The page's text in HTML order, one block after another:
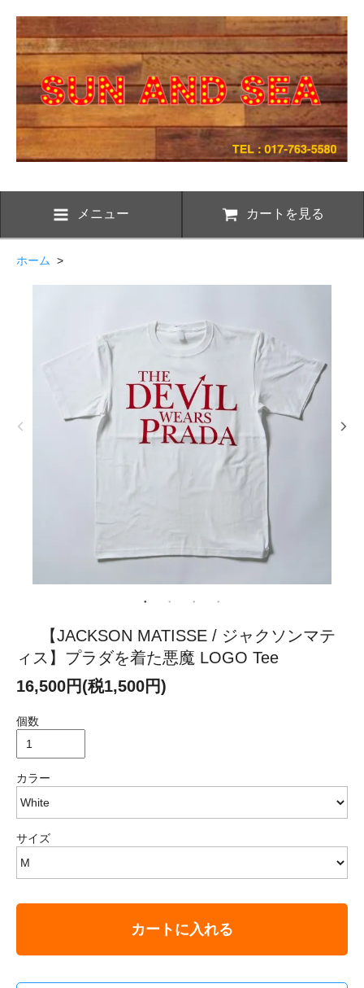
メニュー カートを見る
ホーム >
【JACKSON MATISSE / ジャクソンマテ
ィス】プラダを着た悪魔 LOGO Tee
16,500円(税1,500円)
個数
カラー
サイズ
カートに入れる